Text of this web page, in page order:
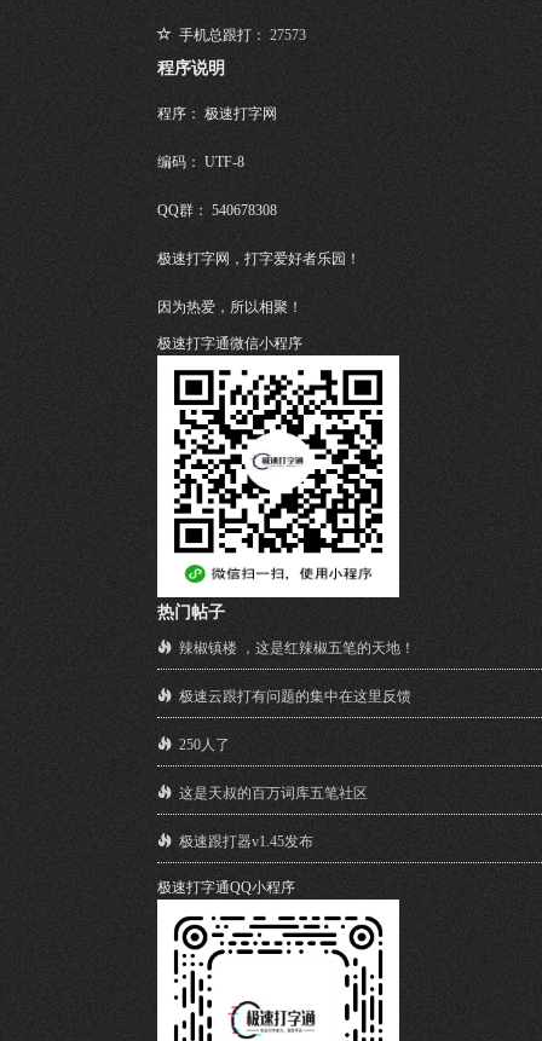
手机总跟打： 27573
程序说明
程序： 极速打字网
编码： UTF-8
QQ群： 540678308
极速打字网，打字爱好者乐园！
因为热爱，所以相聚！
极速打字通微信小程序
热门帖子
辣椒镇楼 ，这是红辣椒五笔的天地！
极速云跟打有问题的集中在这里反馈
250人了
这是天叔的百万词库五笔社区
极速跟打器v1.45发布
极速打字通QQ小程序